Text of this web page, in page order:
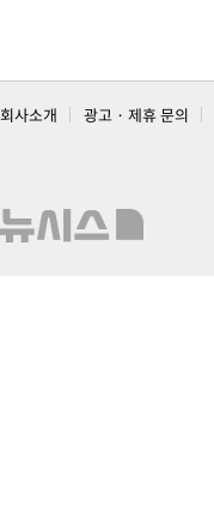
회사소개 광고 · 제휴 문의